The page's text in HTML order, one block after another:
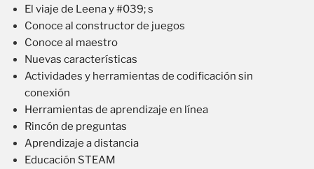
El viaje de Leena y #039; s
Conoce al constructor de juegos
Conoce al maestro
Nuevas características
Actividades y herramientas de codificación sin
conexión
Herramientas de aprendizaje en línea
Rincón de preguntas
Aprendizaje a distancia
Educación STEAM